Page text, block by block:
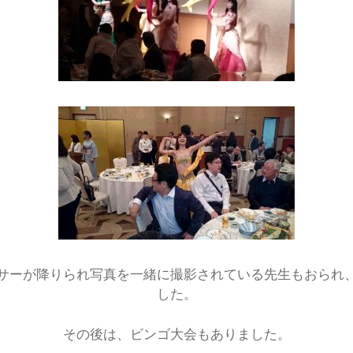
ーが降りられ写真を一緒に撮影されている先生もおられ
した。
その後は、ビンゴ大会もありました。